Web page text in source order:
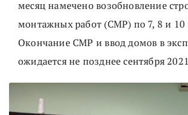
месяц намечено возобновление
монтажных работ (СМР) по 7, 8 и 10
Окончание СМР и ввод домов в
ожидается не позднее сентября